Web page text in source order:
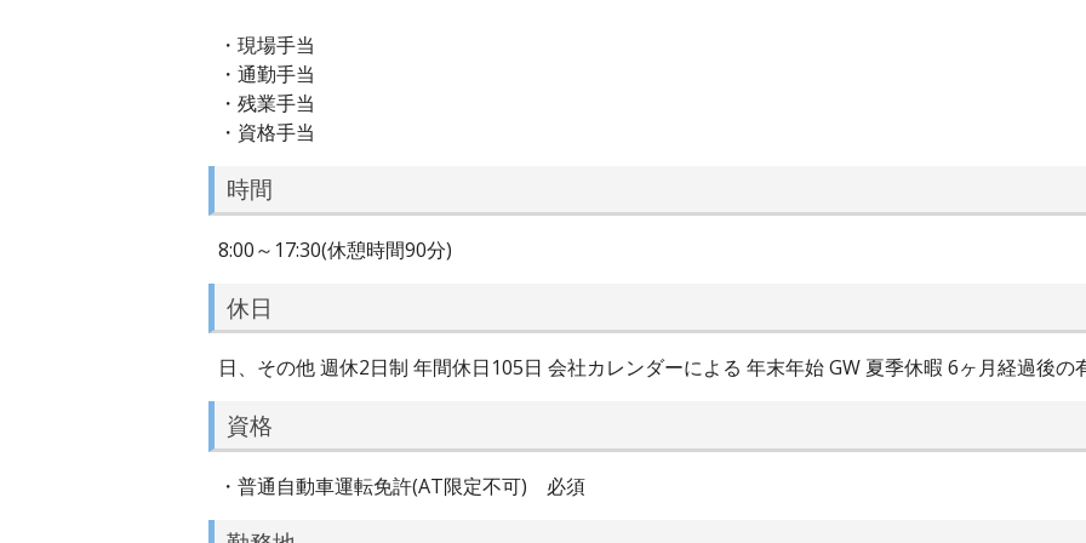
・現場手当
・通勤手当
・残業手当
・資格手当
時間
8:00～17:30(休憩時間90分)
休日
日、その他 週休2日制 年間休日105日 会社カレンダーによる 年末年始 GW 夏季休暇 6ヶ月経過後の
資格
・普通自動車運転免許(AT限定不可) 必須